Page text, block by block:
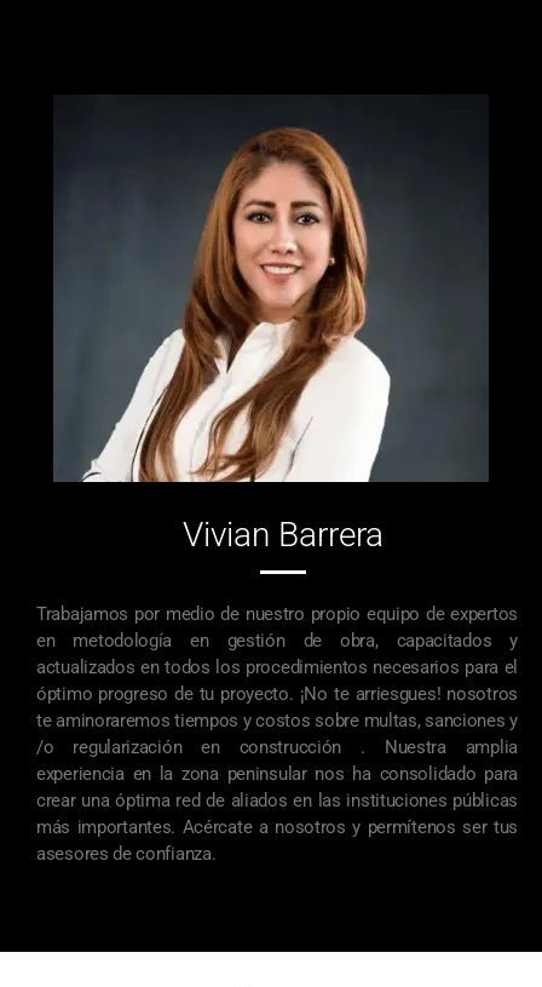
Vivian Barrera
Trabajamos por medio de nuestro propio equipo de expertos
en metodología en gestión de obra, capacitados y
actualizados en todos los procedimientos necesarios para el
óptimo progreso de tu proyecto. ¡No te arriesgues! nosotros
te aminoraremos tiempos y costos sobre multas, sanciones y
/o regularización en construcción . Nuestra amplia
experiencia en la zona peninsular nos ha consolidado para
crear una óptima red de aliados en las instituciones públicas
más importantes. Acércate a nosotros y permítenos ser tus
asesores de confianza.